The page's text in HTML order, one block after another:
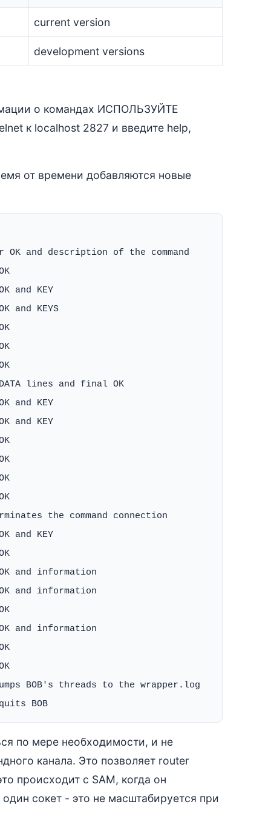
current version
development versions
о командах ИСПОЛЬЗУЙТЕ
к localhost 2827 и введите help,
от времени добавляются новые
and description of the command
KEY
KEYS
lines and final OK
KEY
KEY
the command connection
KEY
information
information
and information
threads to the wrapper.log
по мере необходимости, и не
канала. Это позволяет router
происходит с SAM, когда он
сокет - это не масштабируется при